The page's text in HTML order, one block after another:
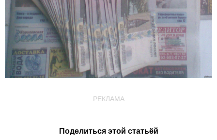
РЕКЛАМА
Поделиться этой статьёй